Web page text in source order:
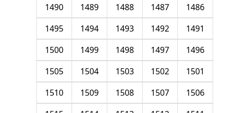
1486
1487
1488
1489
1490
1491
1492
1493
1494
1495
1496
1497
1498
1499
1500
1501
1502
1503
1504
1505
1506
1507
1508
1509
1510